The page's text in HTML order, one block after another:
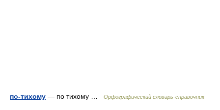
по-тихому — по тихому … Орфографический словарь-справочник